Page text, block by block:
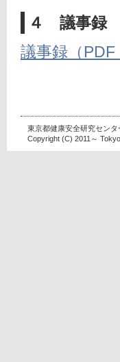
４ 議事録
議事録（PDF
東京都健康安全研究セン
Copyright (C) 2011～